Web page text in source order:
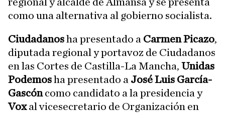
como una alternativa al gobierno socialista.
Ciudadanosha presentado a Carmen Picazo,
diputada regional y portavoz de Ciudadanos
en las Cortes de Castilla-La Mancha, Unidas
Podemosha presentado a José Luis García-
Gascóncomo candidato a la presidencia y
Voxal vicesecretario de Organización en